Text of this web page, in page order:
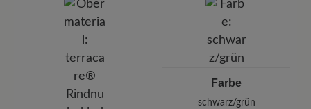
Pleidelsheimer Str. 15/1, 74321 Bietigheim-Bissingen,
E-mail:
kundenbetreuung@baer-schuhe.de
Farbe
schwarz/grün